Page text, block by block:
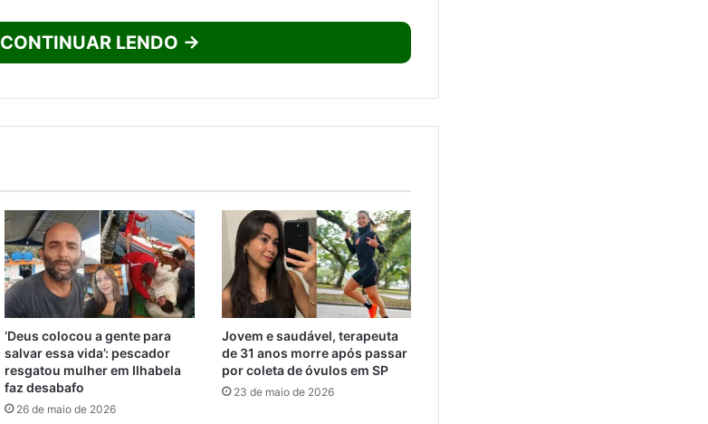
CONTINUAR LENDO →
‘Deus colocou a gente para
salvar essa vida’: pescador
resgatou mulher em Ilhabela
faz desabafo
26 de maio de 2026
Jovem e saudável, terapeuta
de 31 anos morre após passar
por coleta de óvulos em SP
23 de maio de 2026